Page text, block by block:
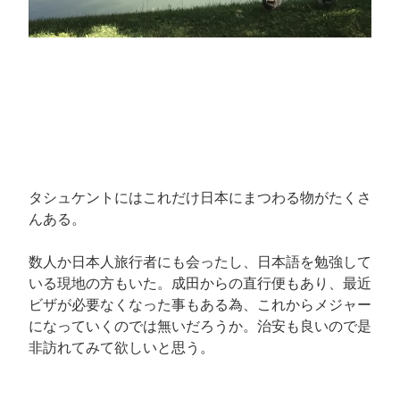
タシュケントにはこれだけ日本にまつわる物がたくさ
んある。
数人か日本人旅行者にも会ったし、日本語を勉強して
いる現地の方もいた。成田からの直行便もあり、最近
ビザが必要なくなった事もある為、これからメジャー
になっていくのでは無いだろうか。治安も良いので是
非訪れてみて欲しいと思う。